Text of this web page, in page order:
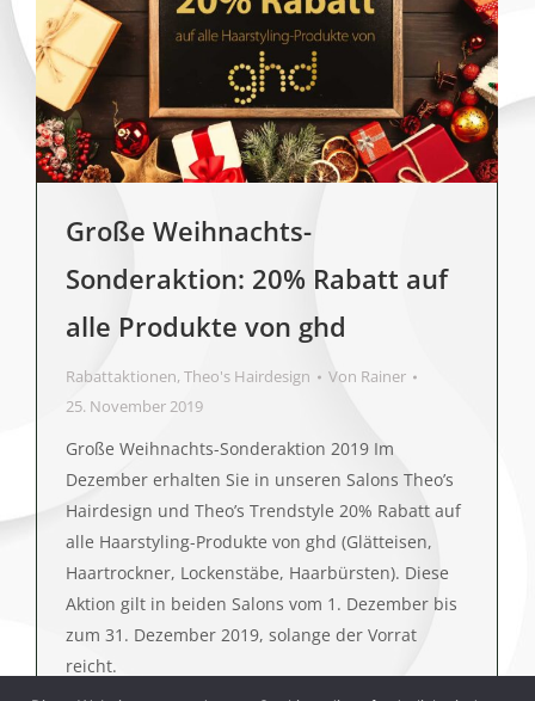
Große Weihnachts-
Sonderaktion: 20% Rabatt auf
alle Produkte von ghd
Rabattaktionen, Theo's Hairdesign Von Rainer
25. November 2019
Große Weihnachts-Sonderaktion 2019 Im
Dezember erhalten Sie in unseren Salons Theo’s
Hairdesign und Theo’s Trendstyle 20% Rabatt auf
alle Haarstyling-Produkte von ghd (Glätteisen,
Haartrockner, Lockenstäbe, Haarbürsten). Diese
Aktion gilt in beiden Salons vom 1. Dezember bis
zum 31. Dezember 2019, solange der Vorrat
reicht.